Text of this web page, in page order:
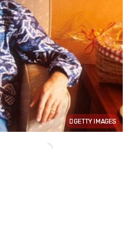
GETTY IMAGES